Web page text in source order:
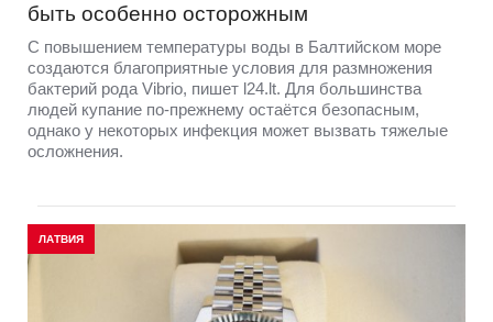
быть особенно осторожным
С повышением температуры воды в Балтийском море
создаются благоприятные условия для размножения
бактерий рода Vibrio, пишет l24.lt. Для большинства
людей купание по-прежнему остаётся безопасным,
однако у некоторых инфекция может вызвать тяжелые
осложнения.
ЛАТВИЯ